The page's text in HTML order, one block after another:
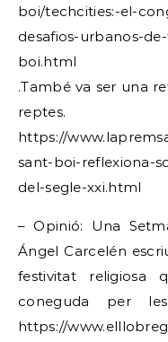
boi/techcities:-el-
desafios-urbanos-
boi.html
.També va ser una
reptes.
https://
sant-boi-reflexiona-
del-segle-xxi.html
– Opinió: Una
Ángel Carcelén
festivitat religiosa
coneguda per
https://